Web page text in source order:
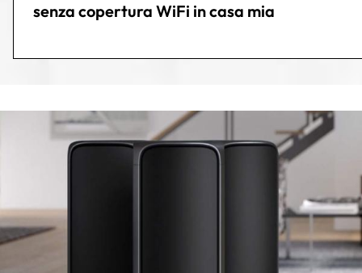
senza copertura WiFi in casa mia